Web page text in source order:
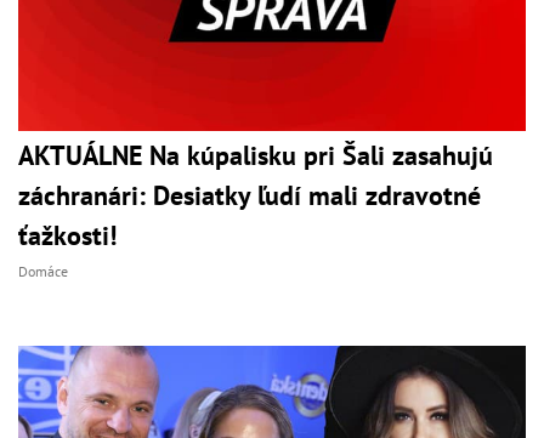
AKTUÁLNE Na kúpalisku pri Šali zasahujú
záchranári: Desiatky ľudí mali zdravotné
ťažkosti!
Domáce